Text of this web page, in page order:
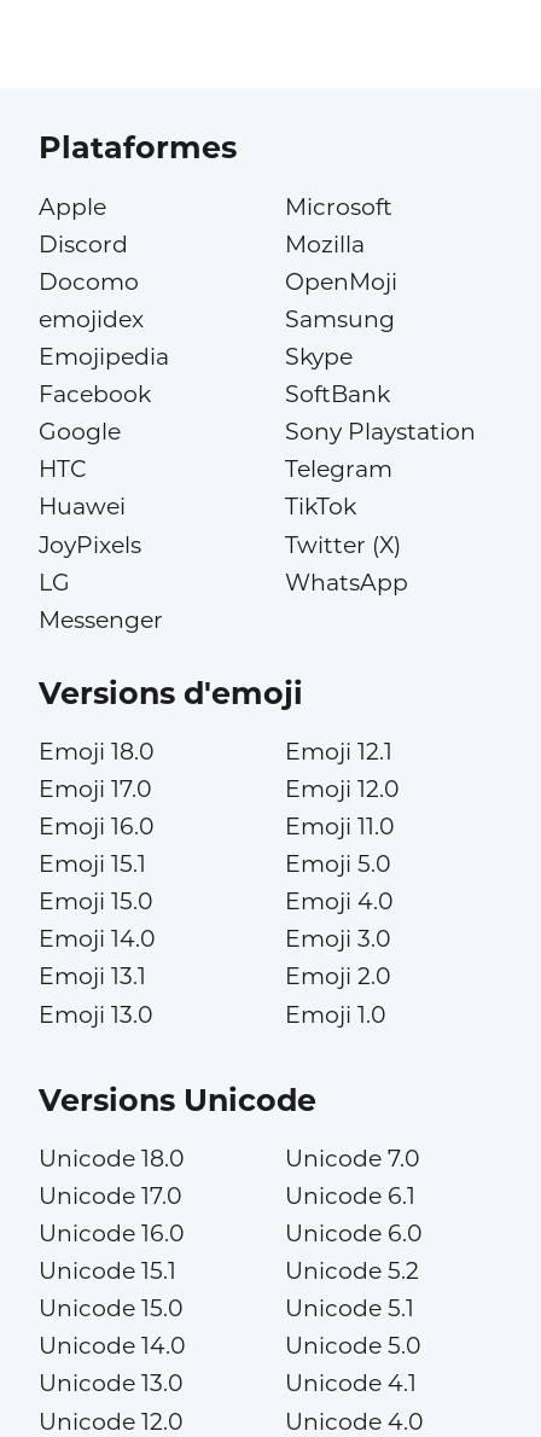
Plataformes
Apple
Discord
Docomo
emojidex
Emojipedia
Facebook
Google
HTC
Huawei
JoyPixels
LG
Messenger
Microsoft
Mozilla
OpenMoji
Samsung
Skype
SoftBank
Sony Playstation
Telegram
TikTok
Twitter (X)
WhatsApp
Versions d'emoji
Emoji 18.0
Emoji 17.0
Emoji 16.0
Emoji 15.1
Emoji 15.0
Emoji 14.0
Emoji 13.1
Emoji 13.0
Emoji 12.1
Emoji 12.0
Emoji 11.0
Emoji 5.0
Emoji 4.0
Emoji 3.0
Emoji 2.0
Emoji 1.0
Versions Unicode
Unicode 18.0
Unicode 17.0
Unicode 16.0
Unicode 15.1
Unicode 15.0
Unicode 14.0
Unicode 13.0
Unicode 12.0
Unicode 7.0
Unicode 6.1
Unicode 6.0
Unicode 5.2
Unicode 5.1
Unicode 5.0
Unicode 4.1
Unicode 4.0